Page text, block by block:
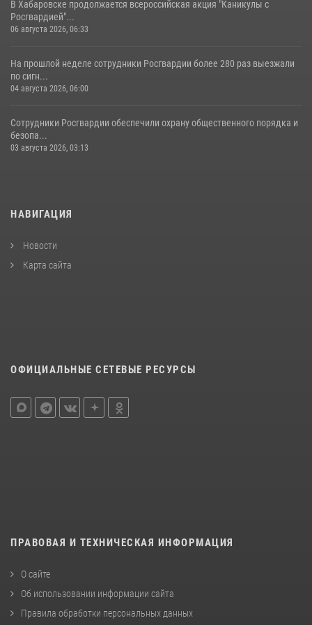
В Хабаровске продолжается всероссийская акция "Каникулы с
Росгвардией"...
06 августа 2026, 06:33
На прошлой неделе сотрудники Росгвардии более 280 раз выезжали
по сигн...
04 августа 2026, 06:00
Сотрудники Росгвардии обеспечили охрану общественного порядка и
безопа...
03 августа 2026, 03:13
НАВИГАЦИЯ
Новости
Карта сайта
ОФИЦИАЛЬНЫЕ СЕТЕВЫЕ РЕСУРСЫ
ПРАВОВАЯ И ТЕХНИЧЕСКАЯ ИНФОРМАЦИЯ
О сайте
Об использовании информации сайта
Правила обработки персональных данных